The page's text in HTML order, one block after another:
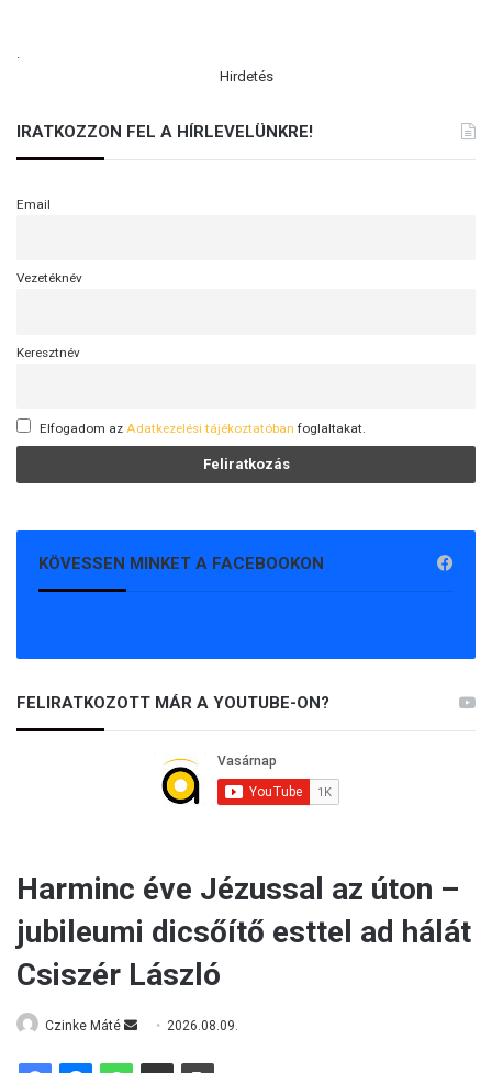
.
Hirdetés
IRATKOZZON FEL A HÍRLEVELÜNKRE!
Email
Vezetéknév
Keresztnév
Elfogadom az Adatkezelési tájékoztatóban foglaltakat.
KÖVESSEN MINKET A FACEBOOKON
FELIRATKOZOTT MÁR A YOUTUBE-ON?